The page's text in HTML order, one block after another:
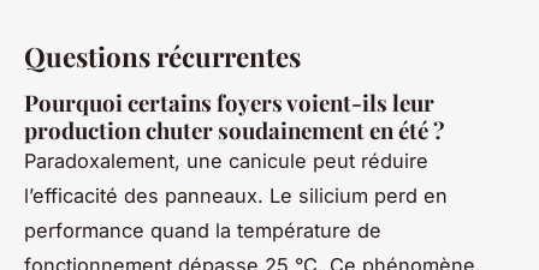
Questions récurrentes
Pourquoi certains foyers voient-ils leur
production chuter soudainement en été ?
Paradoxalement, une canicule peut réduire
l’efficacité des panneaux. Le silicium perd en
performance quand la température de